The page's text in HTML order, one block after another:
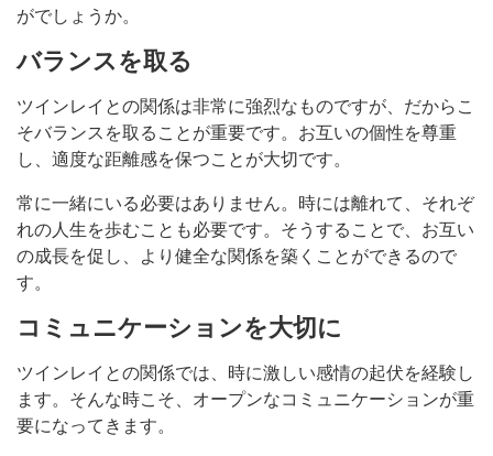
がでしょうか。
バランスを取る
ツインレイとの関係は非常に強烈なものですが、だからこ
そバランスを取ることが重要です。お互いの個性を尊重
し、適度な距離感を保つことが大切です。
常に一緒にいる必要はありません。時には離れて、それぞ
れの人生を歩むことも必要です。そうすることで、お互い
の成長を促し、より健全な関係を築くことができるので
す。
コミュニケーションを大切に
ツインレイとの関係では、時に激しい感情の起伏を経験し
ます。そんな時こそ、オープンなコミュニケーションが重
要になってきます。